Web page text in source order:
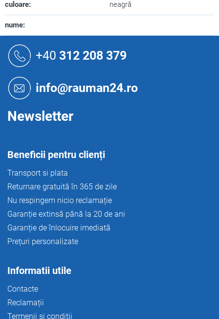
culoare: neagră
nume:
+40 312 208 379
info@rauman24.ro
Newsletter
Beneficii pentru clienți
Transport si plata
Returnare gratuită în 365 de zile
Nu respingem nicio reclamație
Garanție extinsă până la 20 de ani
Garanție de înlocuire imediată
Prețuri personalizate
Informatii utile
Contacte
Reclamații
Termenii și condiții